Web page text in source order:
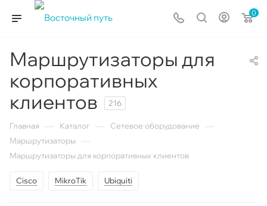
0
Маршрутизаторы для
корпоративных
клиентов
216
Главная Каталог Сетевое оборудование
Маршрутизаторы
Маршрутизаторы для корпоративных клиентов
Cisco MikroTik Ubiquiti